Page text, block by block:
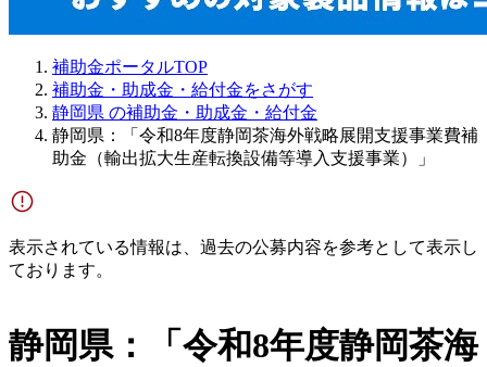
補助金ポータルTOP
補助金・助成金・給付金をさがす
静岡県 の補助金・助成金・給付金
静岡県：「令和8年度静岡茶海外戦略展開支援事業費補
助金（輸出拡大生産転換設備等導入支援事業）」
表示されている情報は、過去の公募内容を参考として表示し
ております。
静岡県：「令和8年度静岡茶海